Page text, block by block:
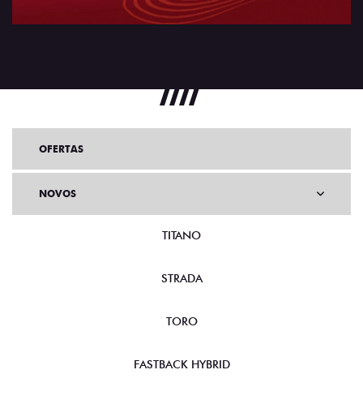
OFERTAS
NOVOS
TITANO
STRADA
TORO
FASTBACK HYBRID